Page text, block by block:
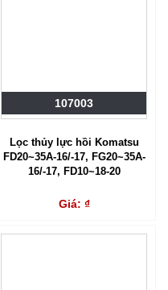
107003
Lọc thủy lực hồi Komatsu
FD20~35A-16/-17, FG20~35A-
16/-17, FD10~18-20
Giá: ₫